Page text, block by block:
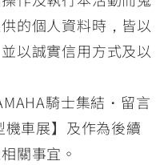
的個人資料時，皆以
以誠實信用方式及以
騎士集結・留言
車展】及作為後續
關事宜。